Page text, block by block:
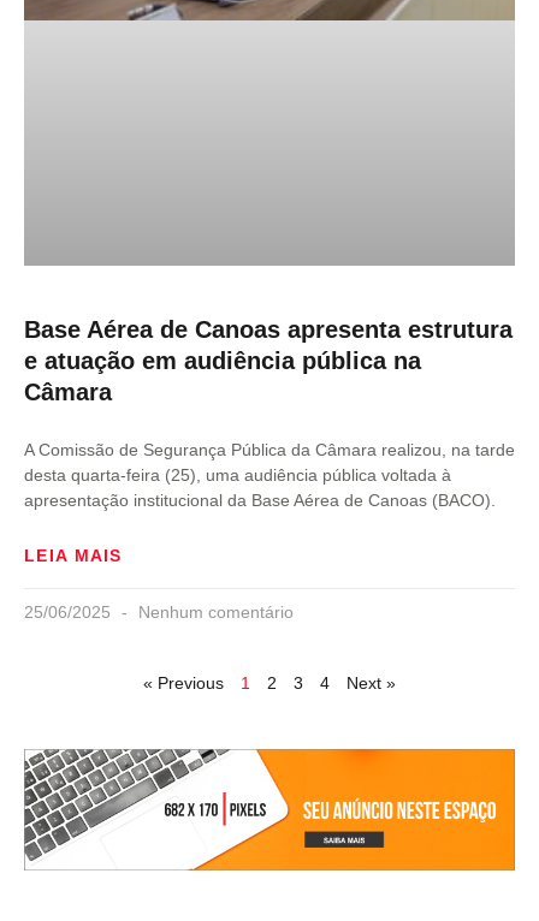
Base Aérea de Canoas apresenta estrutura
e atuação em audiência pública na
Câmara
A Comissão de Segurança Pública da Câmara realizou, na tarde
desta quarta-feira (25), uma audiência pública voltada à
apresentação institucional da Base Aérea de Canoas (BACO).
LEIA MAIS
25/06/2025 Nenhum comentário
« Previous 1 2 3 4 Next »